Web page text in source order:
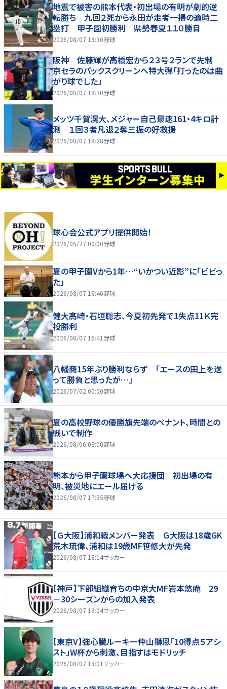
地震で被害の熊本代表・初出場の有明が劇的逆
転勝ち 九回２死から永田が走者一掃の適時二
塁打 甲子園初勝利 県勢春夏１１０勝目
2026/08/07 18:30野球
阪神 佐藤輝が高橋宏から２３号２ランで先制
京セラのバックスクリーンへ特大弾「打ったのは曲
がり球でした」
2026/08/07 18:30野球
メッツ千賀滉大、メジャー自己最速161・4キロ計
測 １回３者凡退２奪三振の好救援
2026/08/07 18:28野球
球心会公式アプリ提供開始！
2026/05/27 00:00野球
夏の甲子園Vから1年…“いかつい近影”に「ビビっ
た」
2026/08/07 16:46野球
健大高崎・石垣聡志、今夏初先発で1失点11Ｋ完
投勝利
2026/08/07 16:41 野球
八幡商15年ぶり勝利ならず 「エースの田上を送
って勝負と思ったが…」
2026/07/02 00:00野球
夏の高校野球の優勝旗先端のペナント、時間との
戦いで制作
2026/08/06 06:00野球
熊本から甲子園球場へ大応援団 初出場の有
明、被災地にエール届ける
2026/08/07 17:55野球
【Ｇ大阪】浦和戦メンバー発表 Ｇ大阪は18歳GK
荒木琉偉、浦和は19歳MF笹修大が先発
2026/08/07 18:14サッカー
【神戸】下部組織育ちの中京大MF岩本悠庵 29
－30シーズンからの加入発表
2026/08/07 18:04サッカー
【東京V】強心臓ルーキー仲山獅恩「10得点５アシ
スト」W杯から刺激、目指すはモドリッチ
2026/08/07 18:01サッカー